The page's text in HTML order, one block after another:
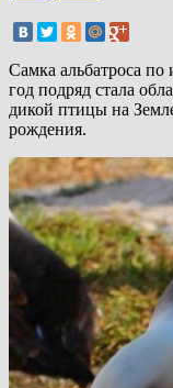
Самка альбатроса
год подряд стала
дикой птицы на
рождения.